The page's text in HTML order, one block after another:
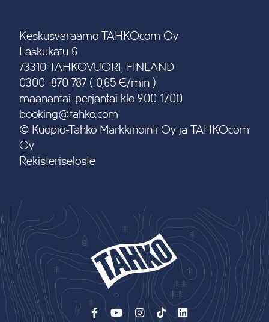
Keskusvaraamo TAHKOcom Oy
Laskukatu 6
73310 TAHKOVUORI, FINLAND
0300 870 787 ( 0,65 €/min )
maanantai-perjantai klo 9.00-17.00
booking@tahko.com
© Kuopio-Tahko Markkinointi Oy ja TAHKOcom
Oy
Rekisteriseloste